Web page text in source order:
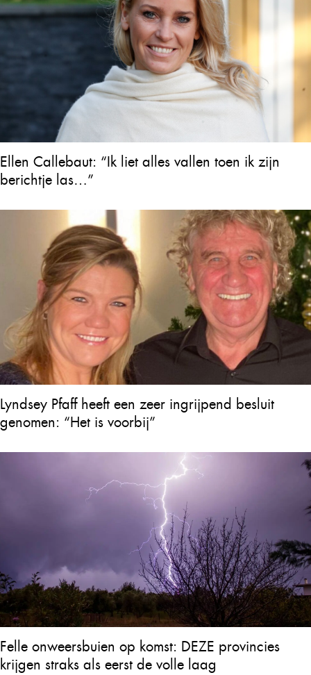
Ellen Callebaut: “Ik liet alles vallen toen ik zijn
berichtje las…”
Lyndsey Pfaff heeft een zeer ingrijpend besluit
genomen: “Het is voorbij”
Felle onweersbuien op komst: DEZE provincies
krijgen straks als eerst de volle laag